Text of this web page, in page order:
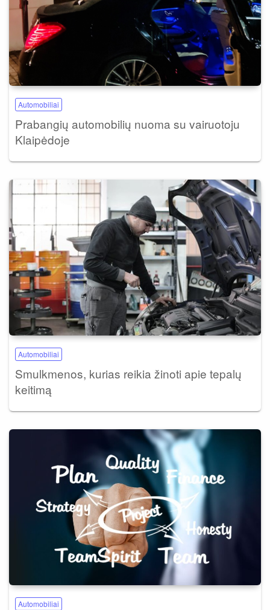
Automobiliai
Prabangių automobilių nuoma su vairuotoju
Klaipėdoje
Automobiliai
Smulkmenos, kurias reikia žinoti apie tepalų
keitimą
Automobiliai